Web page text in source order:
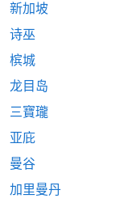
新加坡
诗巫
槟城
龙目岛
三寶瓏
亚庇
曼谷
加里曼丹